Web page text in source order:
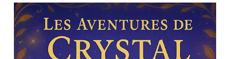
Services
Impression